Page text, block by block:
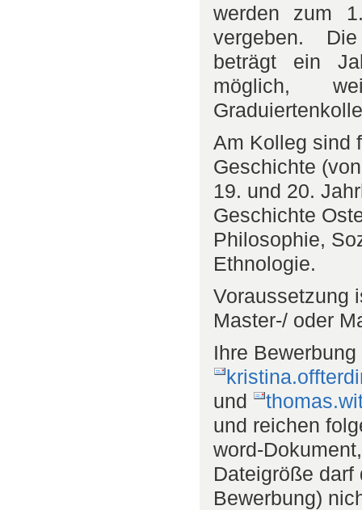
werden zum
vergeben.
beträgt ein
möglich,
Am Kolleg sind
Geschichte
19. und 20.
Geschichte
Philosophie,
Ethnologie.
Voraussetzung
Master-/ oder
Ihre
und
und reichen
word-
Dateigröße
Bewerbung)